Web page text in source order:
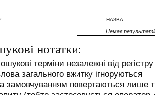
НАЗВА
Немає
нотатки:
терміни незалежні від регістру
загального вжитку ігноруються
замовчуванням повертаються лише ті